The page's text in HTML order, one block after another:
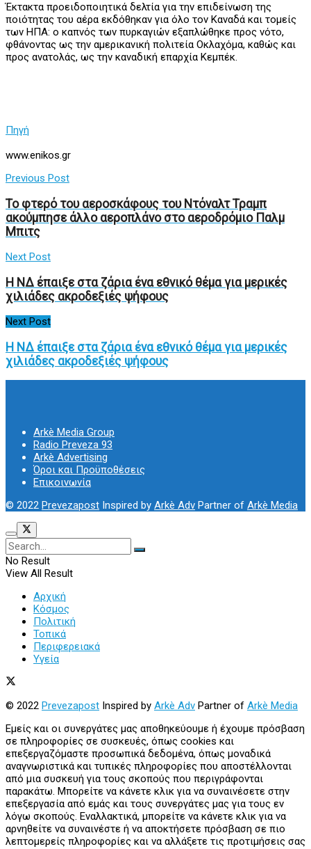
Έκτακτα προειδοποιητικά δελτία για την επιδείνωση της
ποιότητας του αέρα εκδόθηκαν για όλο τον Καναδά και τομείς
των ΗΠΑ: ο καπνός των πυρκαγιών εξαπλώθηκε προς νότο,
φθάνοντας ως την αμερικανική πολιτεία Οκλαχόμα, καθώς και
προς ανατολάς, ως την καναδική επαρχία Κεμπέκ.
Πηγή
www.enikos.gr
Previous Post
Το φτερό του αεροσκάφους του Ντόναλτ Τραμπ
ακούμπησε άλλο αεροπλάνο στο αεροδρόμιο Παλμ
Μπιτς
Next Post
Η ΝΔ έπαιξε στα ζάρια ένα εθνικό θέμα για μερικές
χιλιάδες ακροδεξιές ψήφους
Next Post
Η ΝΔ έπαιξε στα ζάρια ένα εθνικό θέμα για μερικές
χιλιάδες ακροδεξιές ψήφους
Arkè Media Group
Radio Preveza 93
Arkè Advertising
Όροι και Προϋποθέσεις
Επικοινωνία
© 2022 Prevezapost Inspired by Arkè Adv Partner of Arkè Media
No Result
View All Result
Αρχική
Κόσμος
Πολιτική
Τοπικά
Περιφερειακά
Υγεία
© 2022 Prevezapost Inspired by Arkè Adv Partner of Arkè Media
Εμείς και οι συνεργάτες μας αποθηκεύουμε ή έχουμε πρόσβαση
σε πληροφορίες σε συσκευές, όπως cookies και
επεξεργαζόμαστε προσωπικά δεδομένα, όπως μοναδικά
αναγνωριστικά και τυπικές πληροφορίες που αποστέλλονται
από μια συσκευή για τους σκοπούς που περιγράφονται
παρακάτω. Μπορείτε να κάνετε κλικ για να συναινέσετε στην
επεξεργασία από εμάς και τους συνεργάτες μας για τους εν
λόγω σκοπούς. Εναλλακτικά, μπορείτε να κάνετε κλικ για να
αρνηθείτε να συναινέστε ή να αποκτήσετε πρόσβαση σε πιο
λεπτομερείς πληροφορίες και να αλλάξετε τις προτιμήσεις σας